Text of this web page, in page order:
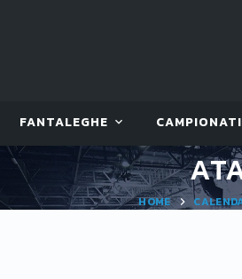
FANTALEGHE CAMPIONATI
HOME